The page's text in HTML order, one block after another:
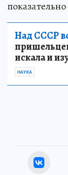
Над СССР
искала и
НАУКА